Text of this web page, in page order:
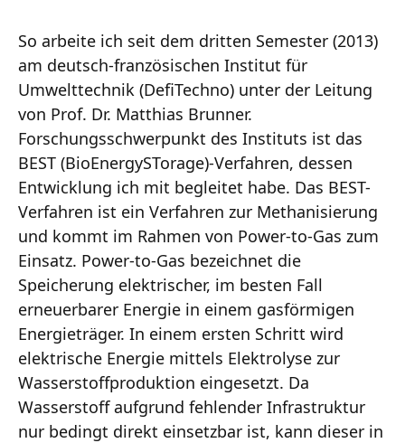
So arbeite ich seit dem dritten Semester (2013)
am deutsch-französischen Institut für
Umwelttechnik (DefiTechno) unter der Leitung
von Prof. Dr. Matthias Brunner.
Forschungsschwerpunkt des Instituts ist das
BEST (BioEnergySTorage)-Verfahren, dessen
Entwicklung ich mit begleitet habe. Das BEST-
Verfahren ist ein Verfahren zur Methanisierung
und kommt im Rahmen von Power-to-Gas zum
Einsatz. Power-to-Gas bezeichnet die
Speicherung elektrischer, im besten Fall
erneuerbarer Energie in einem gasförmigen
Energieträger. In einem ersten Schritt wird
elektrische Energie mittels Elektrolyse zur
Wasserstoffproduktion eingesetzt. Da
Wasserstoff aufgrund fehlender Infrastruktur
nur bedingt direkt einsetzbar ist, kann dieser in